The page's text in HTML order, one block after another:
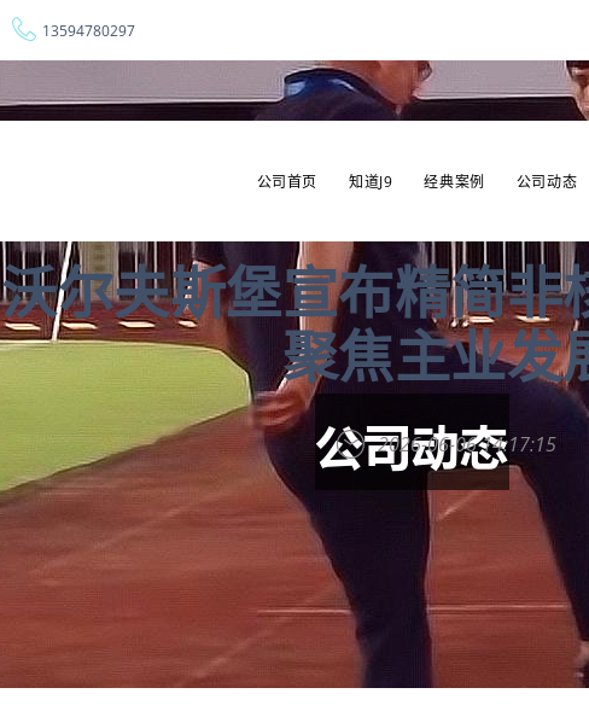
13594780297
公司首页 知道J9 经典案例 公司动态
沃尔夫斯堡宣布精简非
聚焦主业发
2026-06-06 14:17:15